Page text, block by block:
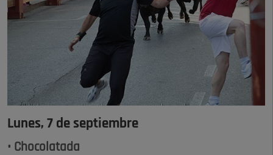
Lunes, 7 de septiembre
• Chocolatada